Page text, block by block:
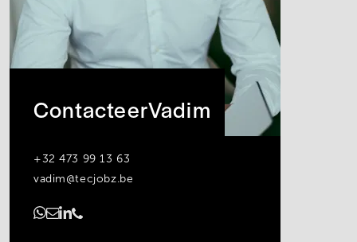
ContacteerVadim
+32 473 99 13 63
vadim@tecjobz.be